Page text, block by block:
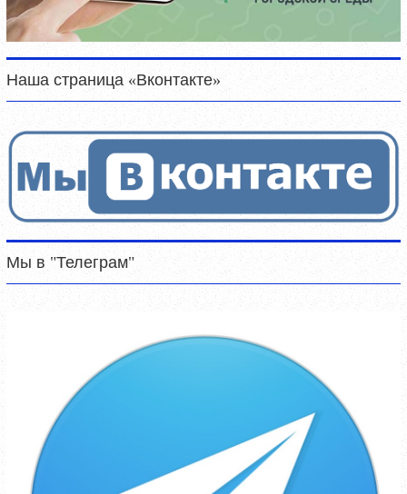
Наша страница «Вконтакте»
Мы в "Телеграм"